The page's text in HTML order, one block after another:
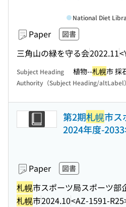
Paper 図書
三角山の緑を守る会2022.11
National Diet
Subject Heading 植物--札幌市 採
Authority（Subject Heading/altLabel）
第2期札幌市ス
2024年度-
Paper 図書
札幌市スポーツ局スポーツ部
札幌市2024.10<AZ-1591-